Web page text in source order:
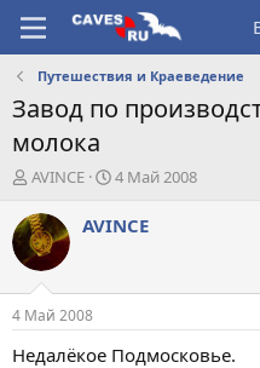
Путешествия и Краеведение
Завод по
молока
А
т
о
р
т
е
м
ы
AVINCE
Д
т
а
л
4 Май 2008
AVINCE
4 Май 2008
Недалёкое Подмосковье.